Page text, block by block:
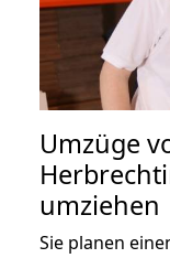
Umzüge
umziehen
Sie planen